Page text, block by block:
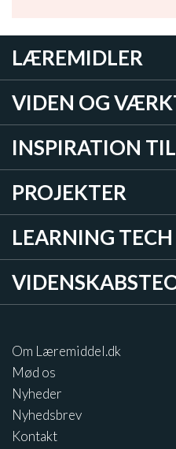
LÆREMIDLER
VIDEN OG
INSPIRATION
PROJEKTER
LEARNING TECH
Om Læremiddel.dk
Mød os
Nyheder
Nyhedsbrev
Kontakt